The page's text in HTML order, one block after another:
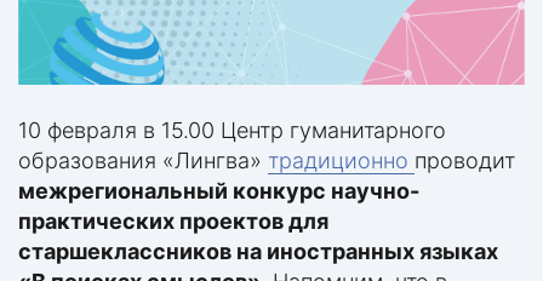
10 февраля в 15.00 Центр гуманитарного
образования «Лингва» традиционно проводит
межрегиональный конкурс научно-
практических проектов для
старшеклассников на иностранных языках